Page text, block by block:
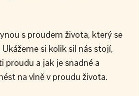
s proudem života, který se
si kolik sil nás stojí,
proudu a jak je snadné a
na vlně v proudu života.